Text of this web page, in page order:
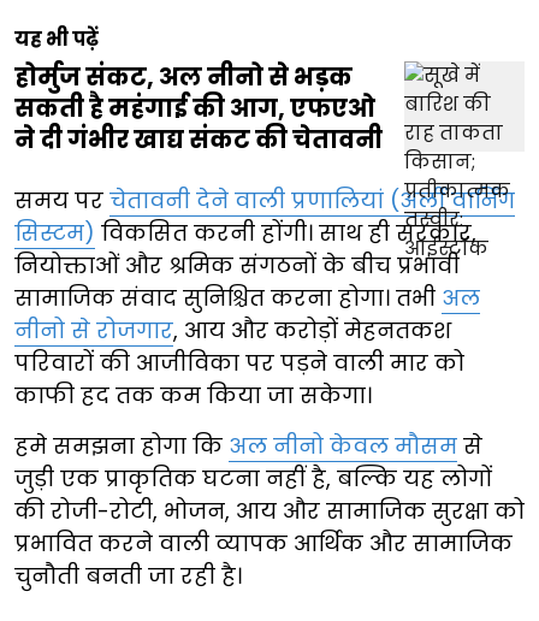
यह भी पढ़ें
होर्मुज संकट, अल नीनो से भड़क
सकती है महंगाई की आग, एफएओ
ने दी गंभीर खाद्य संकट की चेतावनी
समय पर चेतावनी देने वाली प्रणालियां (अर्ली वार्निंग
सिस्टम) विकसित करनी होंगी। साथ ही सरकार,
नियोक्ताओं और श्रमिक संगठनों के बीच प्रभावी
सामाजिक संवाद सुनिश्चित करना होगा। तभी अल
नीनो से रोजगार, आय और करोड़ों मेहनतकश
परिवारों की आजीविका पर पड़ने वाली मार को
काफी हद तक कम किया जा सकेगा।
हमे समझना होगा कि अल नीनो केवल मौसम से
जुड़ी एक प्राकृतिक घटना नहीं है, बल्कि यह लोगों
की रोजी-रोटी, भोजन, आय और सामाजिक सुरक्षा को
प्रभावित करने वाली व्यापक आर्थिक और सामाजिक
चुनौती बनती जा रही है।